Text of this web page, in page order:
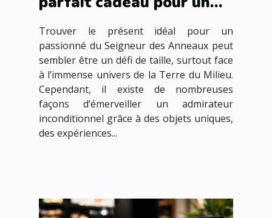
Anneaux ?
Trouver le présent idéal pour un
passionné du Seigneur des Anneaux peut
sembler être un défi de taille, surtout face
à l’immense univers de la Terre du Milieu.
Cependant, il existe de nombreuses
façons d’émerveiller un admirateur
inconditionnel grâce à des objets uniques,
des expériences...